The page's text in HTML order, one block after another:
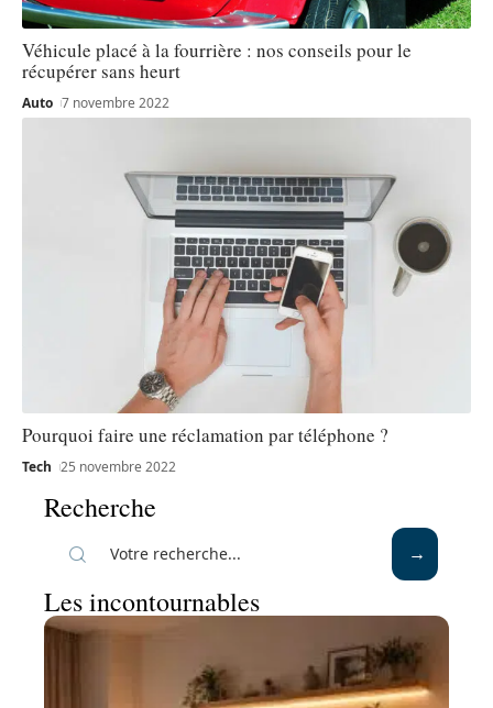
Véhicule placé à la fourrière : nos conseils pour le
récupérer sans heurt
Auto 7 novembre 2022
Pourquoi faire une réclamation par téléphone ?
Tech 25 novembre 2022
Recherche
Les incontournables